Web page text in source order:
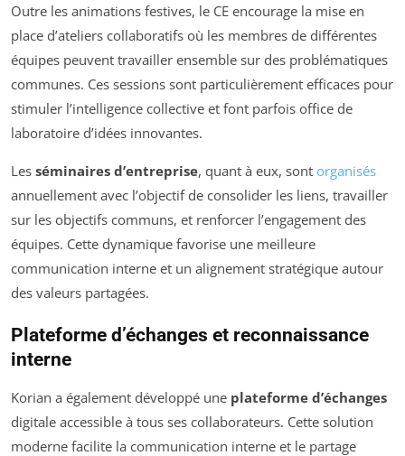
Outre les animations festives, le CE encourage la mise en
place d’ateliers collaboratifs où les membres de différentes
équipes peuvent travailler ensemble sur des problématiques
communes. Ces sessions sont particulièrement efficaces pour
stimuler l’intelligence collective et font parfois office de
laboratoire d’idées innovantes.
Les séminaires d’entreprise, quant à eux, sont organisés
annuellement avec l’objectif de consolider les liens, travailler
sur les objectifs communs, et renforcer l’engagement des
équipes. Cette dynamique favorise une meilleure
communication interne et un alignement stratégique autour
des valeurs partagées.
Plateforme d’échanges et reconnaissance
interne
Korian a également développé une plateforme d’échanges
digitale accessible à tous ses collaborateurs. Cette solution
moderne facilite la communication interne et le partage